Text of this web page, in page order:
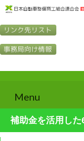
for:
Menu
整商連の紹介
補助金を活用し